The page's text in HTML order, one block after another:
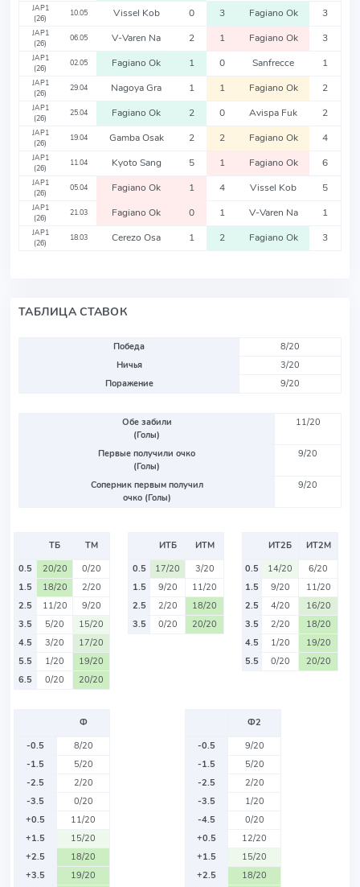
JAP1
(26)
10.05 Vissel Kob 0 3 Fagiano Ok 3
JAP1
(26)
06.05 V-Varen Na 2 1 Fagiano Ok 3
JAP1
(26)
02.05 Fagiano Ok 1 0 Sanfrecce 1
JAP1
(26)
29.04 Nagoya Gra 1 1 Fagiano Ok 2
JAP1
(26)
25.04 Fagiano Ok 2 0 Avispa Fuk 2
JAP1
(26)
19.04 Gamba Osak 2 2 Fagiano Ok 4
JAP1
(26)
11.04 Kyoto Sang 5 1 Fagiano Ok 6
JAP1
(26)
05.04 Fagiano Ok 1 4 Vissel Kob 5
JAP1
(26)
21.03 Fagiano Ok 0 1 V-Varen Na 1
JAP1
(26)
18.03 Cerezo Osa 1 2 Fagiano Ok 3
ТАБЛИЦА СТАВОК
Победа
8/20
Ничья
3/20
Поражение
9/20
Обе забили
(Голы)
11/20
Первые получили очко
(Голы)
9/20
Соперник первым получил
очко (Голы)
9/20
ТБ
ТМ
0.5
20/20
0/20
1.5
18/20
2/20
2.5
11/20
9/20
3.5
5/20
15/20
4.5
3/20
17/20
5.5
1/20
19/20
6.5
0/20 20/20
ИТБ
ИТМ
0.5
17/20
3/20
1.5
9/20
11/20
2.5
2/20
18/20
3.5
0/20 20/20
ИТ2Б
ИТ2М
0.5
14/20
6/20
1.5
9/20
11/20
2.5
4/20
16/20
3.5
2/20
18/20
4.5
1/20
19/20
5.5
0/20 20/20
Ф
-0.5
8/20
-1.5
5/20
-2.5
2/20
-3.5
0/20
+0.5
11/20
+1.5
15/20
+2.5
18/20
+3.5
19/20
Ф2
-0.5
9/20
-1.5
5/20
-2.5
2/20
-3.5
1/20
-4.5
0/20
+0.5
12/20
+1.5
15/20
+2.5
18/20